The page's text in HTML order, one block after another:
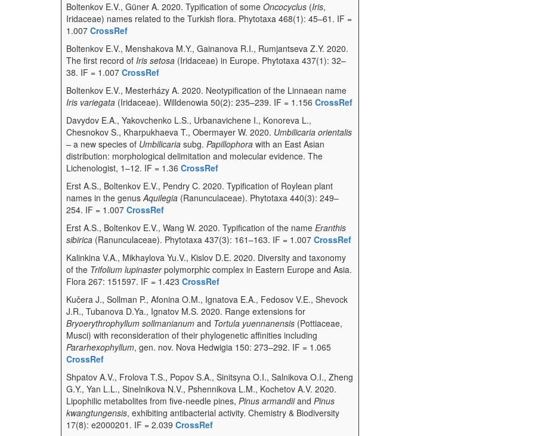
Boltenkov E.V., Güner A. 2020. Typification of some Oncocyclus (Iris,
Iridaceae) names related to the Turkish flora. Phytotaxa 468(1): 45–61. IF =
1.007 CrossRef
Boltenkov E.V., Menshakova M.Y., Gainanova R.I., Rumjantseva Z.Y. 2020.
The first record of Iris setosa (Iridaceae) in Europe. Phytotaxa 437(1): 32–
38. IF = 1.007 CrossRef
Boltenkov E.V., Mesterházy A. 2020. Neotypification of the Linnaean name
Iris variegata (Iridaceae). Willdenowia 50(2): 235–239. IF = 1.156 CrossRef
Davydov E.A., Yakovchenko L.S., Urbanavichene I., Konoreva L.,
Chesnokov S., Kharpukhaeva T., Obermayer W. 2020. Umbilicaria orientalis
– a new species of Umbilicaria subg. Papillophora with an East Asian
distribution: morphological delimitation and molecular evidence. The
Lichenologist, 1–12. IF = 1.36 CrossRef
Erst A.S., Boltenkov E.V., Pendry C. 2020. Typification of Roylean plant
names in the genusAquilegia (Ranunculaceae). Phytotaxa 440(3): 249–
254. IF = 1.007 CrossRef
Erst A.S., Boltenkov E.V., Wang W. 2020. Typification of the name Eranthis
sibirica (Ranunculaceae). Phytotaxa 437(3): 161–163. IF = 1.007 CrossRef
Kalinkina V.A., Mikhaylova Yu.V., Kislov D.E. 2020. Diversity and taxonomy
of the Trifolium lupinasterpolymorphic complex in Eastern Europe and Asia.
Flora 267: 151597. IF = 1.423 CrossRef
Kučera J., Sollman P., Afonina O.M., Ignatova E.A., Fedosov V.E., Shevock
J.R., Tubanova D.Ya., Ignatov M.S. 2020. Range extensions for
Bryoerythrophyllum sollmanianum and Tortula yuennanensis (Pottiaceae,
Musci) with reconsideration of their phylogenetic affinities including
Pararhexophyllum, gen. nov. Nova Hedwigia 150: 273–292. IF = 1.065
CrossRef
Shpatov A.V., Frolova T.S., Popov S.A., Sinitsyna O.I., Salnikova O.I., Zheng
G.Y., Yan L.L., Sinelnikova N.V., Pshennikova L.M., Kochetov A.V. 2020.
Lipophilic metabolites from five‐needle pines, Pinus armandiiand Pinus
kwangtungensis, exhibiting antibacterial activity. Chemistry & Biodiversity
17(8): e2000201. IF = 2.039 CrossRef